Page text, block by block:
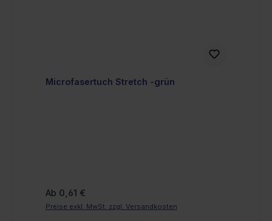
Microfasertuch Stretch -grün
Regulärer Preis:
Ab 0,61 €
Preise exkl. MwSt. zzgl. Versandkosten